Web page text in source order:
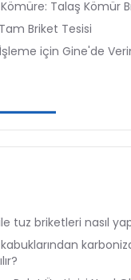
Talaş Kömür
Briket Tesisi
için Gine'de
tuz briketleri nasıl